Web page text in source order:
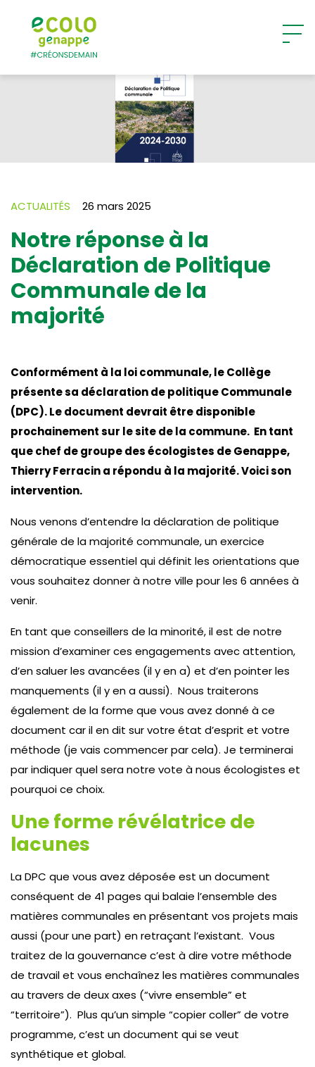
Ecolo – Genappe
ACTUALITÉS 26 mars 2025
Notre réponse à la
Déclaration de Politique
Communale de la
majorité
Conformément à la loi communale, le Collège
présente sa déclaration de politique Communale
(DPC). Le document devrait être disponible
prochainement sur le site de la commune. En tant
que chef de groupe des écologistes de Genappe,
Thierry Ferracin a répondu à la majorité. Voici son
intervention.
Nous venons d’entendre la déclaration de politique
générale de la majorité communale, un exercice
démocratique essentiel qui définit les orientations que
vous souhaitez donner à notre ville pour les 6 années à
venir.
En tant que conseillers de la minorité, il est de notre
mission d’examiner ces engagements avec attention,
d’en saluer les avancées (il y en a) et d’en pointer les
manquements (il y en a aussi). Nous traiterons
également de la forme que vous avez donné à ce
document car il en dit sur votre état d’esprit et votre
méthode (je vais commencer par cela). Je terminerai
par indiquer quel sera notre vote à nous écologistes et
pourquoi ce choix.
Une forme révélatrice de
lacunes
La DPC que vous avez déposée est un document
conséquent de 41 pages qui balaie l’ensemble des
matières communales en présentant vos projets mais
aussi (pour une part) en retraçant l’existant. Vous
traitez de la gouvernance c’est à dire votre méthode
de travail et vous enchaînez les matières communales
au travers de deux axes (“vivre ensemble” et
“territoire”). Plus qu’un simple “copier coller” de votre
programme, c’est un document qui se veut
synthétique et global.